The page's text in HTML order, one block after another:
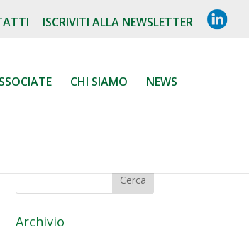
ISCRIVITI ALLA NEWSLETTER
L
I
CHI SIAMO NEWS
Archivio